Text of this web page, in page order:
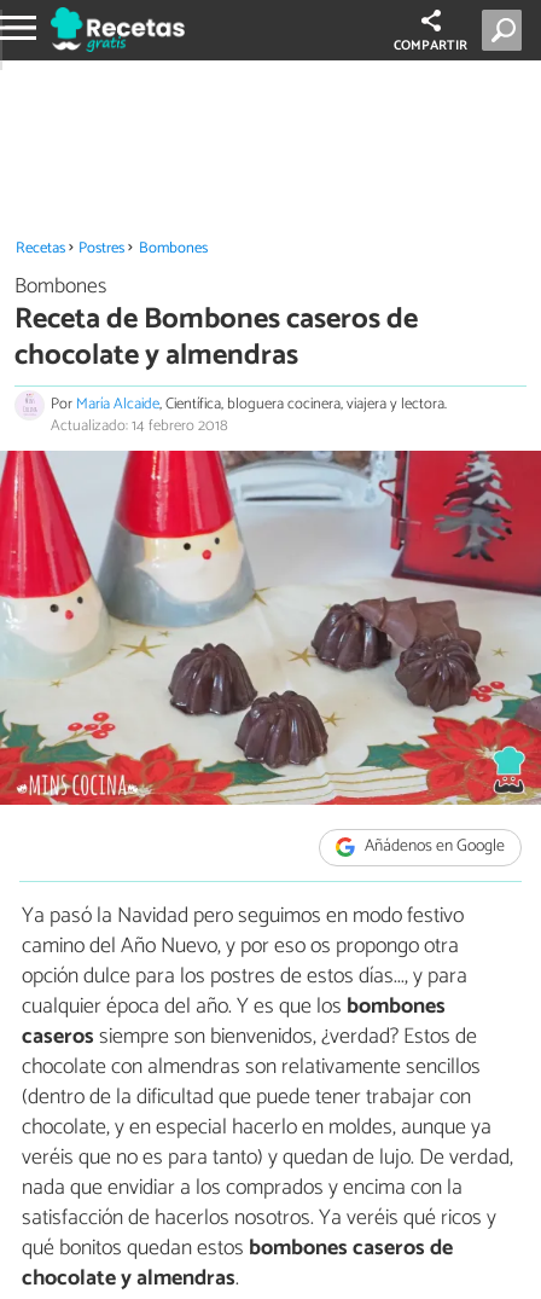
COMPARTIR
Recetas Postres Bombones
Bombones
Receta de Bombones caseros de
chocolate y almendras
PorMaría Alcaide, Científica, bloguera cocinera, viajera y lectora.
Actualizado: 14 febrero 2018
Añádenos en Google
Ya pasó la Navidad pero seguimos en modo festivo
camino del Año Nuevo, y por eso os propongo otra
opción dulce para los postres de estos días..., y para
cualquier época del año. Y es que los bombones
caserossiempre son bienvenidos, ¿verdad? Estos de
chocolate con almendras son relativamente sencillos
(dentro de la dificultad que puede tener trabajar con
chocolate, y en especial hacerlo en moldes, aunque ya
veréis que no es para tanto) y quedan de lujo. De verdad,
nada que envidiar a los comprados y encima con la
satisfacción de hacerlos nosotros. Ya veréis qué ricos y
qué bonitos quedan estos bombones caseros de
chocolate y almendras.